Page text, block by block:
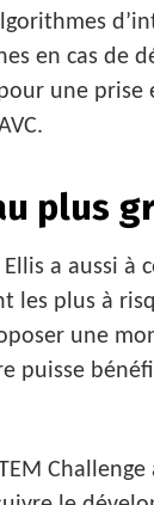
en cas de
une prise
plus
a aussi
les plus à
une
puisse